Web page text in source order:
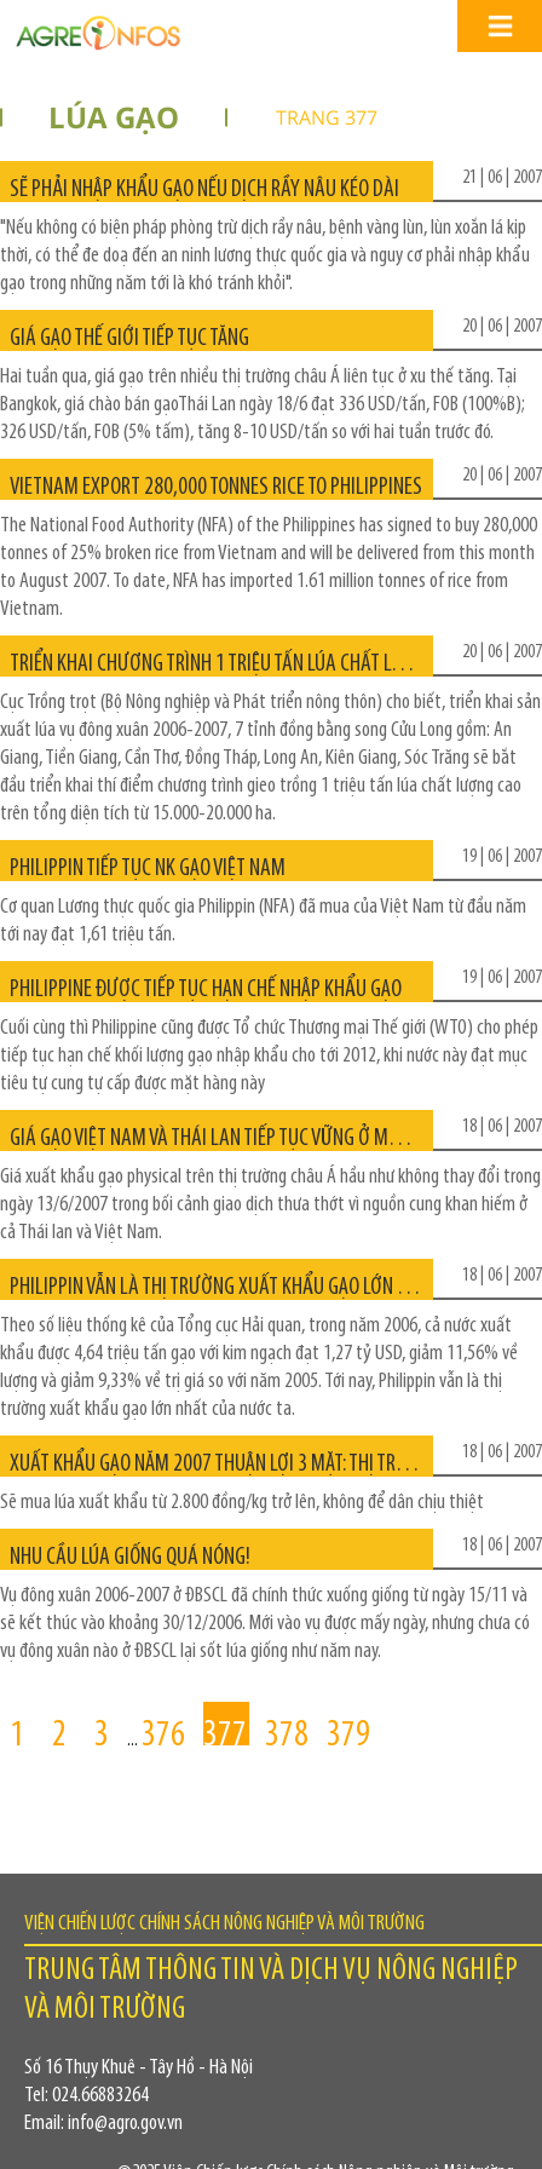
LÚA GẠO TRANG 377
SẼ PHẢI NHẬP KHẨU GẠO NẾU DỊCH RẦY NÂU KÉO DÀI 21 | 06 | 2007
"Nếu không có biện pháp phòng trừ dịch rầy nâu, bệnh vàng lùn, lùn xoắn lá kịp
thời, có thể đe doạ đến an ninh lương thực quốc gia và nguy cơ phải nhập khẩu
gạo trong những năm tới là khó tránh khỏi".
GIÁ GẠO THẾ GIỚI TIẾP TỤC TĂNG 20 | 06 | 2007
Hai tuần qua, giá gạo trên nhiều thị trường châu Á liên tục ở xu thế tăng. Tại
Bangkok, giá chào bán gạoThái Lan ngày 18/6 đạt 336 USD/tấn, FOB (100%B);
326 USD/tấn, FOB (5% tấm), tăng 8-10 USD/tấn so với hai tuần trước đó.
VIETNAM EXPORT 280,000 TONNES RICE TO PHILIPPINES 20 | 06 | 2007
The National Food Authority (NFA) of the Philippines has signed to buy 280,000
tonnes of 25% broken rice from Vietnam and will be delivered from this month
to August 2007. To date, NFA has imported 1.61 million tonnes of rice from
Vietnam.
TRIỂN KHAI CHƯƠNG TRÌNH 1 TRIỆU TẤN LÚA CHẤT LƯỢNG CAO 20 | 06 | 2007
Cục Trồng trọt (Bộ Nông nghiệp và Phát triển nông thôn) cho biết, triển khai sản
xuất lúa vụ đông xuân 2006-2007, 7 tỉnh đồng bằng song Cửu Long gồm: An
Giang, Tiền Giang, Cần Thơ, Đồng Tháp, Long An, Kiên Giang, Sóc Trăng sẽ bắt
đầu triển khai thí điểm chương trình gieo trồng 1 triệu tấn lúa chất lượng cao
trên tổng diện tích từ 15.000-20.000 ha.
PHILIPPIN TIẾP TỤC NK GẠO VIỆT NAM 19 | 06 | 2007
Cơ quan Lương thực quốc gia Philippin (NFA) đã mua của Việt Nam từ đầu năm
tới nay đạt 1,61 triệu tấn.
PHILIPPINE ĐƯỢC TIẾP TỤC HẠN CHẾ NHẬP KHẨU GẠO 19 | 06 | 2007
Cuối cùng thì Philippine cũng được Tổ chức Thương mại Thế giới (WTO) cho phép
tiếp tục hạn chế khối lượng gạo nhập khẩu cho tới 2012, khi nước này đạt mục
tiêu tự cung tự cấp được mặt hàng này
GIÁ GẠO VIỆT NAM VÀ THÁI LAN TIẾP TỤC VỮNG Ở MỨC CAO 18 | 06 | 2007
Giá xuất khẩu gạo physical trên thị trường châu Á hầu như không thay đổi trong
ngày 13/6/2007 trong bối cảnh giao dịch thưa thớt vì nguồn cung khan hiếm ở
cả Thái lan và Việt Nam.
PHILIPPIN VẪN LÀ THỊ TRƯỜNG XUẤT KHẨU GẠO LỚN NHẤT CỦA VIỆT NAM 18 | 06 | 2007
Theo số liệu thống kê của Tổng cục Hải quan, trong năm 2006, cả nước xuất
khẩu được 4,64 triệu tấn gạo với kim ngạch đạt 1,27 tỷ USD, giảm 11,56% về
lượng và giảm 9,33% về trị giá so với năm 2005. Tới nay, Philippin vẫn là thị
trường xuất khẩu gạo lớn nhất của nước ta.
XUẤT KHẨU GẠO NĂM 2007 THUẬN LỢI 3 MẶT: THỊ TRƯỜNG, NHU CẦU VÀ GIÁ CẢ 18 | 06 | 2007
Sẽ mua lúa xuất khẩu từ 2.800 đồng/kg trở lên, không để dân chịu thiệt
NHU CẦU LÚA GIỐNG QUÁ NÓNG! 18 | 06 | 2007
Vụ đông xuân 2006-2007 ở ĐBSCL đã chính thức xuống giống từ ngày 15/11 và
sẽ kết thúc vào khoảng 30/12/2006. Mới vào vụ được mấy ngày, nhưng chưa có
vụ đông xuân nào ở ĐBSCL lại sốt lúa giống như năm nay.
1 2 3 ... 376 377 378 379
VIỆN CHIẾN LƯỢC CHÍNH SÁCH NÔNG NGHIỆP VÀ MÔI TRƯỜNG
TRUNG TÂM THÔNG TIN VÀ DỊCH VỤ NÔNG NGHIỆP
VÀ MÔI TRƯỜNG
Số 16 Thụy Khuê - Tây Hồ - Hà Nội
Tel: 024.66883264
Email: info@agro.gov.vn